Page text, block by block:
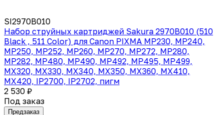
SI2970B010
Набор струйных картриджей Sakura 2970B010 (510
Black , 511 Color) для Canon PIXMA MP230, MP240,
MP250, MP252, MP260, MP270, MP272, MP280,
MP282, MP480, MP490, MP492, MP495, MP499,
MX320, MX330, MX340, MX350, MX360, MX410,
MX420, IP2700, IP2702, пигм
2 530 ₽
Под заказ
Предзаказ